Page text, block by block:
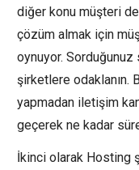
diğer konu müşteri
çözüm almak için
oynuyor.
şirketlere odaklanın.
yapmadan iletişim
geçerek ne kadar
İkinci olarak Hosting